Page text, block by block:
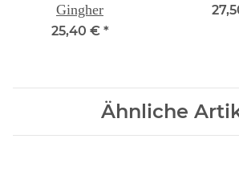
Gingher
25,40 € *
Ähnliche